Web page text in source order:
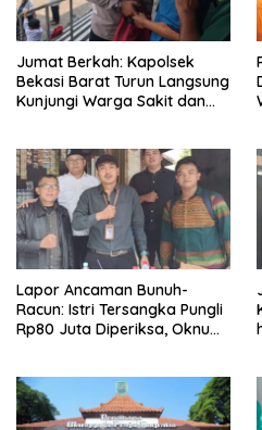
Jumat Berkah: Kapolsek
Bekasi Barat Turun Langsung
Kunjungi Warga Sakit dan
Lapor Ancaman Bunuh-
Racun: Istri Tersangka Pungli
Rp80 Juta Diperiksa, Oknum